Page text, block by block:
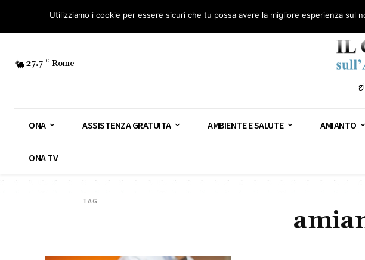
Osservatorio Nazionale Amianto: aderisci Diventa Guardia Nazionale Amianto – AGN Consulenza
27.7 C Rome
ONA ASSISTENZA GRATUITA AMBIENTE E SALUTE AMIANTO
ONA TV
TAG
Utilizziamo i cookie per essere sicuri che tu possa avere la migliore esperienza